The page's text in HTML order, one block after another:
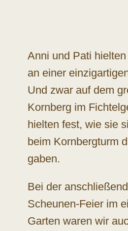
Anni und Pati
an einer
Und zwar auf dem
Kornberg im
hielten fest, wie sie
beim Kornbergturm
gaben.
Bei der
Scheunen-Feier im
Garten waren wir